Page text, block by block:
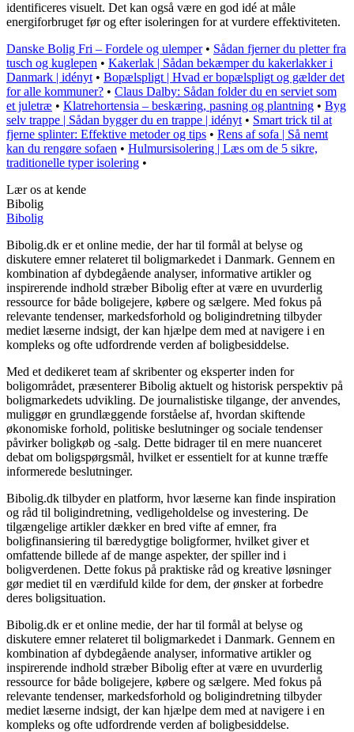
identificeres visuelt. Det kan også være en god idé at måle
energiforbruget før og efter isoleringen for at vurdere effektiviteten.
Danske Bolig Fri – Fordele og ulemper• Sådan fjerner du pletter fra
tusch og kuglepen • Kakerlak | Sådan bekæmper du kakerlakker i
Danmark | idényt • Bopælspligt | Hvad er bopælspligt og gælder det
for alle kommuner? • Claus Dalby: Sådan folder du en serviet som
et juletræ • Klatrehortensia – beskæring, pasning og plantning • Byg
selv trappe | Sådan bygger du en trappe | idényt • Smart trick til at
fjerne splinter: Effektive metoder og tips • Rens af sofa | Så nemt
kan du rengøre sofaen • Hulmursisolering | Læs om de 5 sikre,
traditionelle typer isolering •
Lær os at kende
Bibolig
Bibolig
Bibolig.dk er et online medie, der har til formål at belyse og
diskutere emner relateret til boligmarkedet i Danmark. Gennem en
kombination af dybdegående analyser, informative artikler og
inspirerende indhold stræber Bibolig efter at være en uvurderlig
ressource for både boligejere, købere og sælgere. Med fokus på
relevante tendenser, markedsforhold og boligindretning tilbyder
mediet læserne indsigt, der kan hjælpe dem med at navigere i en
kompleks og ofte udfordrende verden af boligbesiddelse.
Med et dedikeret team af skribenter og eksperter inden for
boligområdet, præsenterer Bibolig aktuelt og historisk perspektiv på
boligmarkedets udvikling. De journalistiske tilgange, der anvendes,
muliggør en grundlæggende forståelse af, hvordan skiftende
økonomiske forhold, politiske beslutninger og sociale tendenser
påvirker boligkøb og -salg. Dette bidrager til en mere nuanceret
debat om boligspørgsmål, hvilket er essentielt for at kunne træffe
informerede beslutninger.
Bibolig.dk tilbyder en platform, hvor læserne kan finde inspiration
og råd til boligindretning, vedligeholdelse og investering. De
tilgængelige artikler dækker en bred vifte af emner, fra
boligfinansiering til bæredygtige boligformer, hvilket giver et
omfattende billede af de mange aspekter, der spiller ind i
boligverdenen. Dette fokus på praktiske råd og kreative løsninger
gør mediet til en værdifuld kilde for dem, der ønsker at forbedre
deres boligsituation.
Bibolig.dk er et online medie, der har til formål at belyse og
diskutere emner relateret til boligmarkedet i Danmark. Gennem en
kombination af dybdegående analyser, informative artikler og
inspirerende indhold stræber Bibolig efter at være en uvurderlig
ressource for både boligejere, købere og sælgere. Med fokus på
relevante tendenser, markedsforhold og boligindretning tilbyder
mediet læserne indsigt, der kan hjælpe dem med at navigere i en
kompleks og ofte udfordrende verden af boligbesiddelse.